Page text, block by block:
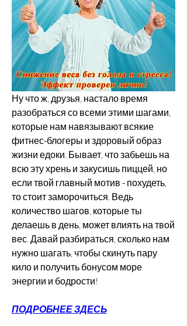
Ну что ж, друзья, настало время
разобраться со всеми этими шагами,
которые нам навязывают всякие
фитнес-блогеры и здоровый образ
жизни едоки. Бывает, что забьешь на
всю эту хрень и закусишь пиццей, но
если твой главный мотив - похудеть,
то стоит заморочиться. Ведь
количество шагов, которые ты
делаешь в день, может влиять на твой
вес. Давай разбираться, сколько нам
нужно шагать, чтобы скинуть пару
кило и получить бонусом море
энергии и бодрости!
ПОДРОБНЕЕ ЗДЕСЬ